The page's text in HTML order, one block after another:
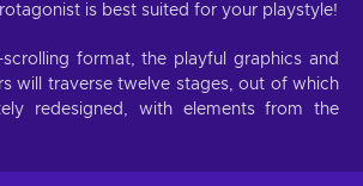
is best suited for your playstyle!
format, the playful graphics and
will traverse twelve stages, out of which
redesigned, with elements from the